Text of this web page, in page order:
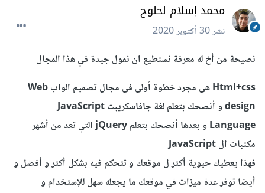
محمد إسلام لحلوح
نشر30 أكتوبر 2020
نصيحة من أخ له معرفة نستطيع ان نقول جيدة في هذا المجال
Html+css هي مجرد خطوة أولى في مجال تصميم الواب Web
design و أنصحك بتعلم لغة جافاسكريبت JavaScript
Language و بعدها أنصحك بتعلم jQuery التي تعد من أشهر
مكتبات ال JavaScript
فهذا يعطيك حيوية أكثر ل موقعك و تتحكم فيه بشكل أكثر و أفضل و
أيضا توفر عدة ميزات في موقعك ما يجعله سهل للإستخدام و